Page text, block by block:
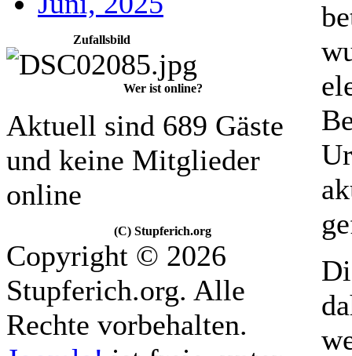
Zufallsbild
Wer ist online?
Aktuell sind 689 Gäste
und keine Mitglieder
online
(C) Stupferich.org
Copyright © 2026
Stupferich.org. Alle
Rechte vorbehalten.